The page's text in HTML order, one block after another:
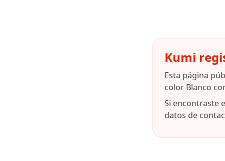
Kumi
Esta página
color Blanco
Si encontraste
datos de